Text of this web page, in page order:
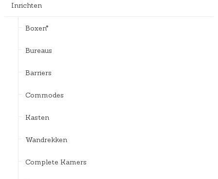
Inrichten
Boxen*
Bureaus
Barriers
Commodes
Kasten
Wandrekken
Complete Kamers